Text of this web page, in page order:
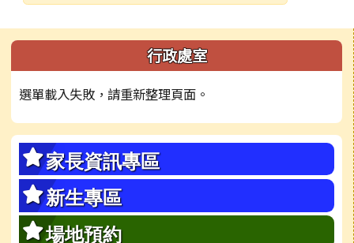
左邊區域內容 行政處室
選單載入失敗，請重新整理頁面。
家長資訊專區
新生專區
場地預約